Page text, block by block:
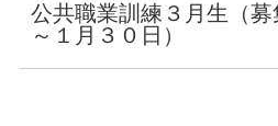
公共職業訓練３月生（募
～１月３０日）